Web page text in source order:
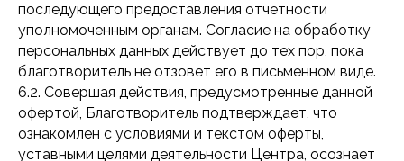
последующего предоставления отчетности
уполномоченным органам. Согласие на обработку
персональных данных действует до тех пор, пока
благотворитель не отзовет его в письменном виде.
6.2. Совершая действия, предусмотренные данной
офертой, Благотворитель подтверждает, что
ознакомлен с условиями и текстом оферты,
уставными целями деятельности Центра, осознает